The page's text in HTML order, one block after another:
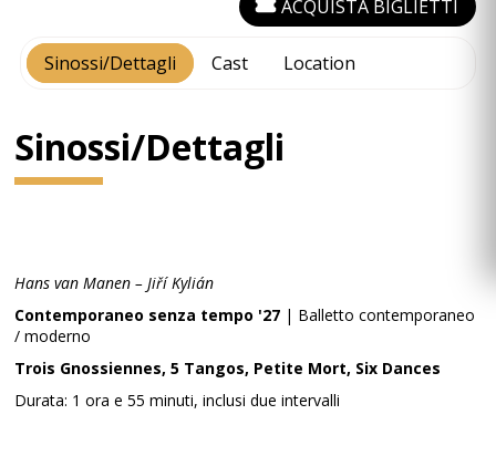
Sinossi/Dettagli Cast Location
ACQUISTA BIGLIETTI
Sinossi/Dettagli
Hans van Manen – Jiří Kylián
Contemporaneo senza tempo '27 | Balletto contemporaneo
/ moderno
Trois Gnossiennes, 5 Tangos, Petite Mort, Six Dances
Durata: 1 ora e 55 minuti, inclusi due intervalli